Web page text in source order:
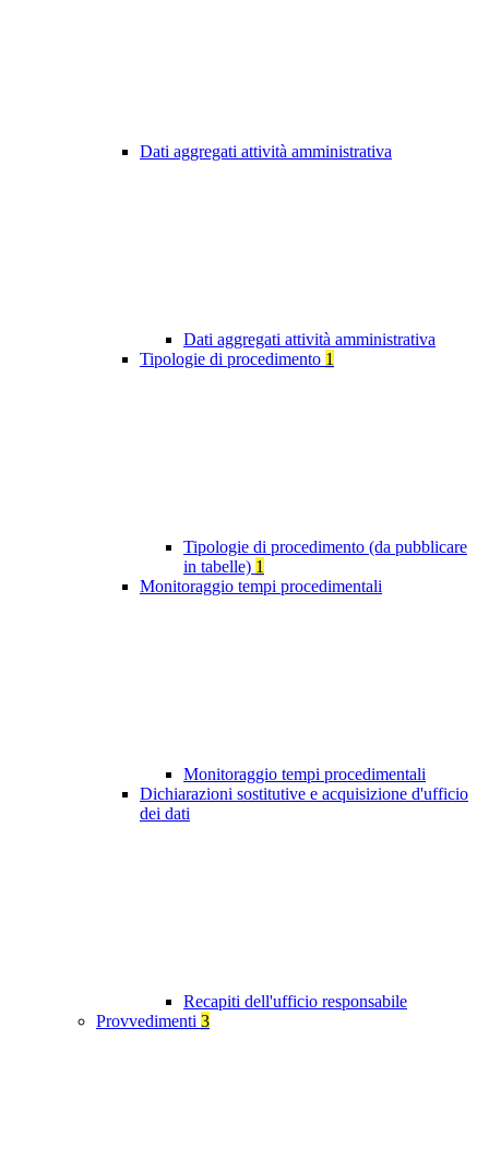
Dati aggregati attività amministrativa
Dati aggregati attività amministrativa
Tipologie di procedimento 1
Tipologie di procedimento (da pubblicare
in tabelle) 1
Monitoraggio tempi procedimentali
Monitoraggio tempi procedimentali
Dichiarazioni sostitutive e acquisizione d'ufficio
dei dati
Recapiti dell'ufficio responsabile
Provvedimenti 3